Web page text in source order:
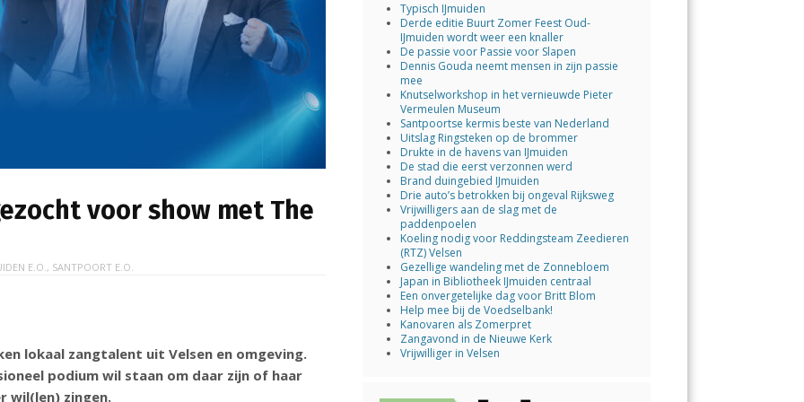
voor show met The
E.O., SANTPOORT E.O.
lokaal zangtalent uit Velsen en omgeving.
podium wil staan om daar zijn of haar
wil(len) zingen.
Typisch IJmuiden
Derde editie Buurt Zomer Feest Oud-
IJmuiden wordt weer een knaller
De passie voor Passie voor Slapen
Dennis Gouda neemt mensen in zijn passie
mee
Knutselworkshop in het vernieuwde Pieter
Vermeulen Museum
Santpoortse kermis beste van Nederland
Uitslag Ringsteken op de brommer
Drukte in de havens van IJmuiden
De stad die eerst verzonnen werd
Brand duingebied IJmuiden
Drie auto’s betrokken bij ongeval Rijksweg
Vrijwilligers aan de slag met de
paddenpoelen
Koeling nodig voor Reddingsteam Zeedieren
(RTZ) Velsen
Gezellige wandeling met de Zonnebloem
Japan in Bibliotheek IJmuiden centraal
Een onvergetelijke dag voor Britt Blom
Help mee bij de Voedselbank!
Kanovaren als Zomerpret
Zangavond in de Nieuwe Kerk
Vrijwilliger in Velsen